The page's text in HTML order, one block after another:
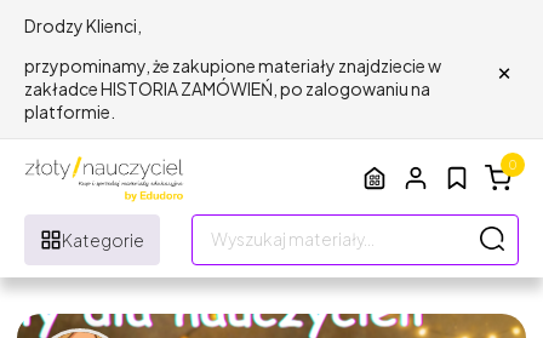
Drodzy Klienci,
przypominamy, że zakupione materiały znajdziecie w
zakładce HISTORIA ZAMÓWIEŃ, po zalogowaniu na
platformie.
×
Kategorie
0